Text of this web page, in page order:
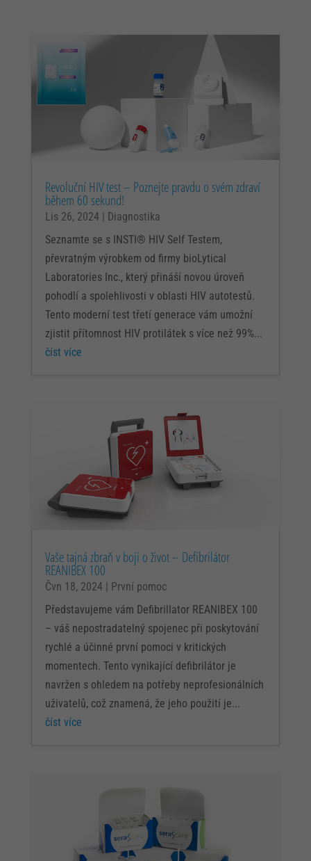
Revoluční HIV test – Poznejte pravdu o svém zdraví
během 60 sekund!
Lis 26, 2024
Diagnostika
Seznamte se s INSTI® HIV Self Testem,
převratným výrobkem od firmy bioLytical
Laboratories Inc., který přináší novou úroveň
pohodlí a spolehlivosti v oblasti HIV autotestů.
Tento moderní test třetí generace vám umožní
zjistit přítomnost HIV protilátek s více než 99%...
číst více
Vaše tajná zbraň v boji o život – Defibrilátor
REANIBEX 100
Čvn 18, 2024
První pomoc
Představujeme vám Defibrillator REANIBEX 100
– váš nepostradatelný spojenec při poskytování
rychlé a účinné první pomoci v kritických
momentech. Tento vynikající defibrilátor je
navržen s ohledem na potřeby neprofesionálních
uživatelů, což znamená, že jeho použití je...
číst více